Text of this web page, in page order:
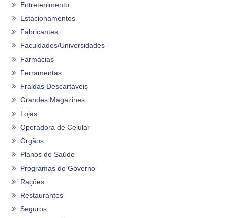
Entretenimento
Estacionamentos
Fabricantes
Faculdades/Universidades
Farmácias
Ferramentas
Fraldas Descartáveis
Grandes Magazines
Lojas
Operadora de Celular
Órgãos
Planos de Saúde
Programas do Governo
Rações
Restaurantes
Seguros